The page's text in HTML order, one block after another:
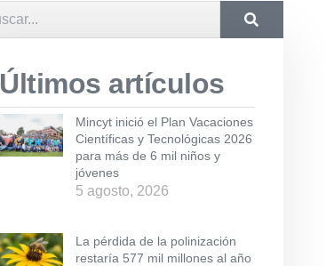
Últimos artículos
Mincyt inició el Plan Vacaciones
Científicas y Tecnológicas 2026
para más de 6 mil niños y
jóvenes
5 agosto, 2026
La pérdida de la polinización
restaría 577 mil millones al año